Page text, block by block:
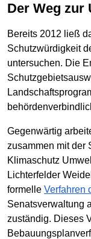
Der Weg
Bereits 2012 ließ
Schutzwürdigkeit
untersuchen. Die
Gegenwärtig
zusammen mit der
Klimaschutz
Lichterfelder
formelle Verfahren
Senatsverwaltung
zuständig. Dieses